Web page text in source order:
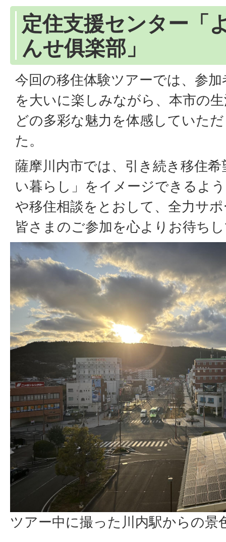
定住支援センター「
んせ俱楽部」
今回の移住体験ツアーでは、参
を大いに楽しみながら、本市の
どの多彩な魅力を体感していた
た。
薩摩川内市では、引き続き移住
い暮らし」をイメージできるよ
や移住相談をとおして、全力サ
皆さまのご参加を心よりお待ち
ツアー中に撮った川内駅からの景